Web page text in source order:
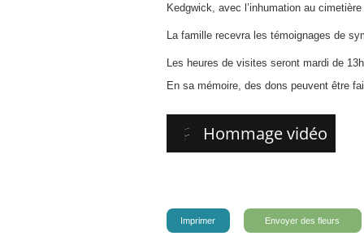
Kedgwick, avec l’inhumation au
La famille recevra les témoignages de
Les heures de visites seront mardi de
En sa mémoire, des dons peuvent être
Hommage vidéo
Imprimer Envoyer des fleurs